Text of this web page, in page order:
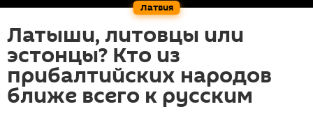
Латвия
Латыши, литовцы или
эстонцы? Кто из
прибалтийских народов
ближе всего к русским